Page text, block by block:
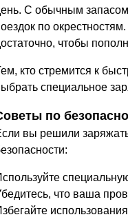
С обычным запасом
по
чтобы
кто стремится к
специальное
по
вы решили
что ваша